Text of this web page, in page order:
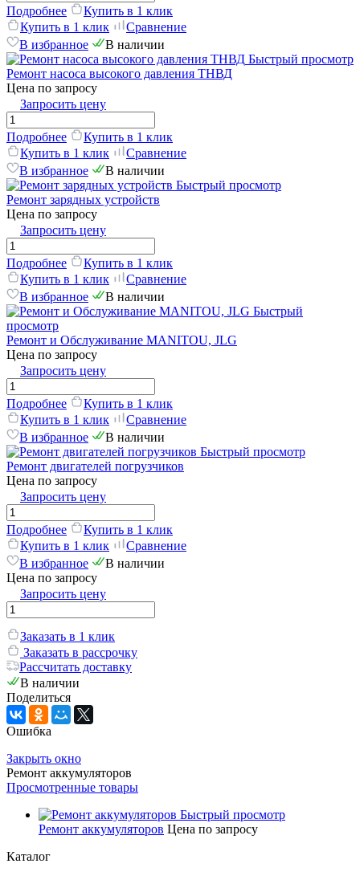
Подробнее
Купить в 1 клик
Купить в 1 клик
Сравнение
В избранное
В наличии
Быстрый просмотр
Ремонт насоса высокого давления ТНВД
Цена по запросу
Запросить цену
Подробнее
Купить в 1 клик
Купить в 1 клик
Сравнение
В избранное
В наличии
Быстрый просмотр
Ремонт зарядных устройств
Цена по запросу
Запросить цену
Подробнее
Купить в 1 клик
Купить в 1 клик
Сравнение
В избранное
В наличии
Быстрый
просмотр
Ремонт и Обслуживание MANITOU, JLG
Цена по запросу
Запросить цену
Подробнее
Купить в 1 клик
Купить в 1 клик
Сравнение
В избранное
В наличии
Быстрый просмотр
Ремонт двигателей погрузчиков
Цена по запросу
Запросить цену
Подробнее
Купить в 1 клик
Купить в 1 клик
Сравнение
В избранное
В наличии
Цена по запросу
Запросить цену
Заказать в 1 клик
Заказать в рассрочку
Рассчитать доставку
В наличии
Поделиться
Ошибка
Закрыть окно
Ремонт аккумуляторов
Просмотренные товары
Быстрый просмотр
Ремонт аккумуляторов Цена по запросу
Каталог